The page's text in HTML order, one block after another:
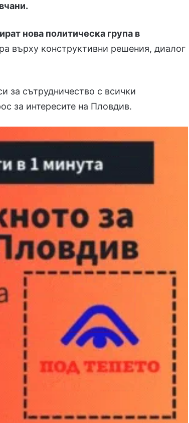
нова политическа група в
върху конструктивни решения, диалог
за сътрудничество с всички
за интересите на Пловдив.